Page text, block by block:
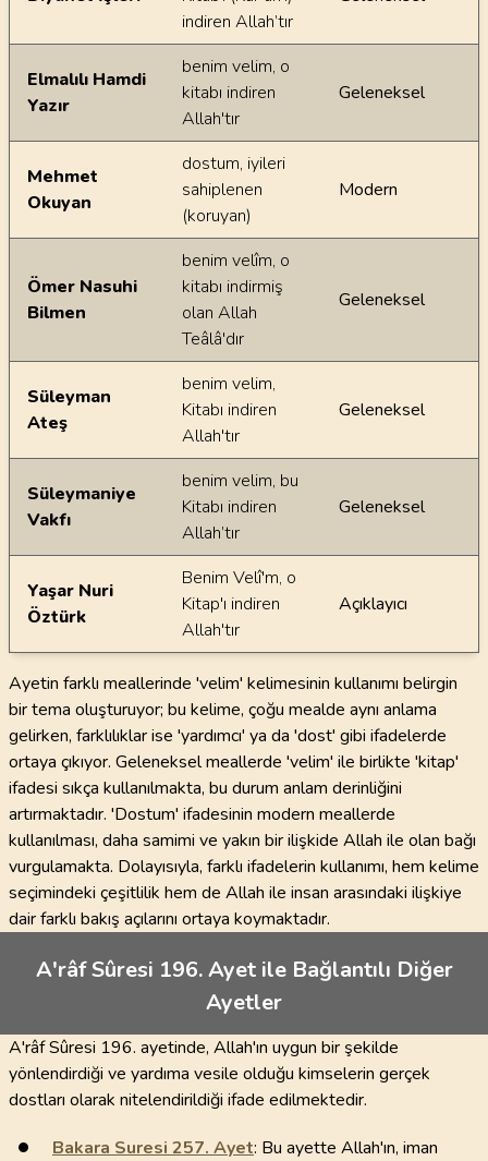
indiren Allah’tır
Elmalılı Hamdi
Yazır
benim velim, o
kitabı indiren
Allah'tır
Geleneksel
Mehmet
Okuyan
dostum, iyileri
sahiplenen
(koruyan)
Modern
Ömer Nasuhi
Bilmen
benim velîm, o
kitabı indirmiş
olan Allah
Teâlâ'dır
Geleneksel
Süleyman
Ateş
benim velim,
Kitabı indiren
Allah'tır
Geleneksel
Süleymaniye
Vakfı
benim velim, bu
Kitabı indiren
Allah’tır
Geleneksel
Yaşar Nuri
Öztürk
Benim Velî'm, o
Kitap'ı indiren
Allah'tır
Açıklayıcı
Ayetin farklı meallerinde 'velim' kelimesinin kullanımı belirgin
bir tema oluşturuyor; bu kelime, çoğu mealde aynı anlama
gelirken, farklılıklar ise 'yardımcı' ya da 'dost' gibi ifadelerde
ortaya çıkıyor. Geleneksel meallerde 'velim' ile birlikte 'kitap'
ifadesi sıkça kullanılmakta, bu durum anlam derinliğini
artırmaktadır. 'Dostum' ifadesinin modern meallerde
kullanılması, daha samimi ve yakın bir ilişkide Allah ile olan bağı
vurgulamakta. Dolayısıyla, farklı ifadelerin kullanımı, hem kelime
seçimindeki çeşitlilik hem de Allah ile insan arasındaki ilişkiye
dair farklı bakış açılarını ortaya koymaktadır.
A'râf Sûresi 196. Ayet ile Bağlantılı Diğer
Ayetler
A'râf Sûresi 196. ayetinde, Allah'ın uygun bir şekilde
yönlendirdiği ve yardıma vesile olduğu kimselerin gerçek
dostları olarak nitelendirildiği ifade edilmektedir.
Bakara Suresi 257. Ayet: Bu ayette Allah'ın, iman